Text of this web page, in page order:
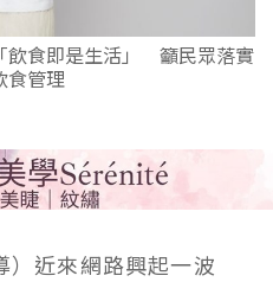
飲食即是生活」 籲民眾落實
食管理
）近來網路興起一波